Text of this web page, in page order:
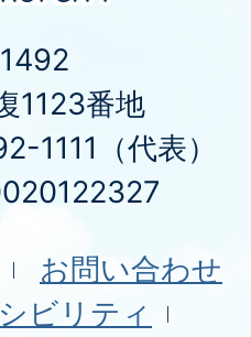
1123番地
1111（代表）
お問い合わせ
ビリティ